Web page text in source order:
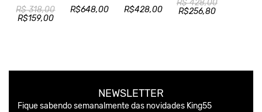
R$ 318,00
R$159,00
R$648,00 R$428,00
R$ 428,00
R$256,80
NEWSLETTER
Fique sabendo semanalmente das novidades King55